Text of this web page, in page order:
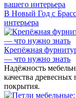
В Новый Год с
интерьера
Крепёжная
— что нужно знать
Надёжность
качества
покрытия.